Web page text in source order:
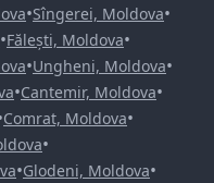
•Sîngerei, Moldova•
•Fălești, Moldova•
•Ungheni, Moldova•
•Cantemir, Moldova•
Comrat, Moldova•
•
•Glodeni, Moldova•